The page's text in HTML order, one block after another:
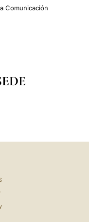
Comunicación